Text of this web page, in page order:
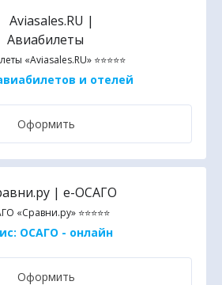
«Aviasales.RU» ⭐⭐⭐⭐⭐
и отелей
Оформить
«Сравни.ру» ⭐⭐⭐⭐⭐
ОСАГО - онлайн
Оформить